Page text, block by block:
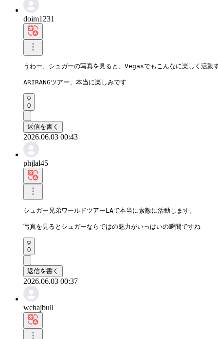
doim1231
うわー、シュガーの写真を見ると、Vegasでもこんなに楽しく活動
ARIRANGツアー、本当に楽しみです
0
返信を書く
2026.06.03 00:43
phjlal45
シュガー兄弟ワールドツアーLAで本当に素敵に活動します。
写真を見るとシュガーならではの魅力がいっぱいの瞬間ですね
0
返信を書く
2026.06.03 00:37
wchajbull